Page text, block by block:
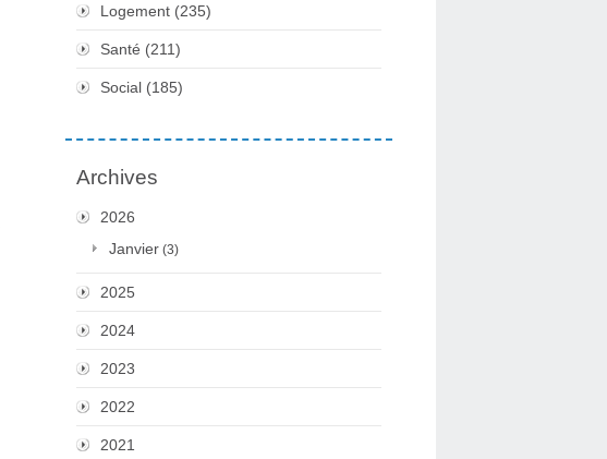
Logement (235)
Santé (211)
Social (185)
Archives
2026
Janvier (3)
2025
2024
2023
2022
2021